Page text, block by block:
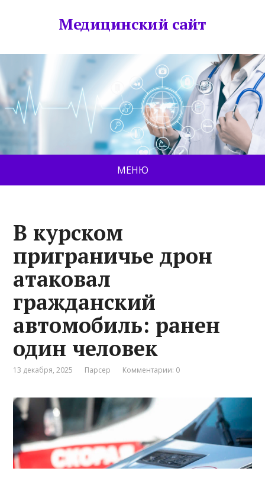
Медицинский сайт
МЕНЮ
В курском
приграничье дрон
атаковал
гражданский
автомобиль: ранен
один человек
13 декабря, 2025 Парсер Комментарии: 0